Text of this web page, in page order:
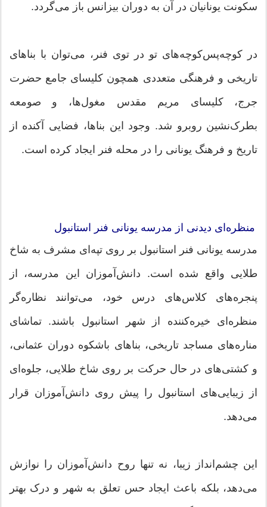
سکونت یونانیان در آن به دوران بیزانس باز می‌گردد.
در کوچه‌پس‌کوچه‌های تو در توی فنر، می‌توان با بناهای
تاریخی و فرهنگی متعددی همچون کلیسای جامع حضرت
جرج، کلیسای مریم مقدس مغول‌ها، و صومعه
بطرک‌نشین روبرو شد. وجود این بناها، فضایی آکنده از
تاریخ و فرهنگ یونانی را در محله فنر ایجاد کرده است.
منظره‌ای دیدنی از مدرسه یونانی فنر استانبول
مدرسه یونانی فنر استانبول بر روی تپه‌ای مشرف به شاخ
طلایی واقع شده است. دانش‌آموزان این مدرسه، از
پنجره‌های کلاس‌های درس خود، می‌توانند نظاره‌گر
منظره‌ای خیره‌کننده از شهر استانبول باشند. تماشای
مناره‌های مساجد تاریخی، بناهای باشکوه دوران عثمانی،
و کشتی‌های در حال حرکت بر روی شاخ طلایی، جلوه‌ای
از زیبایی‌های استانبول را پیش روی دانش‌آموزان قرار
می‌دهد.
این چشم‌انداز زیبا، نه تنها روح دانش‌آموزان را نوازش
می‌دهد، بلکه باعث ایجاد حس تعلق به شهر و درک بهتر